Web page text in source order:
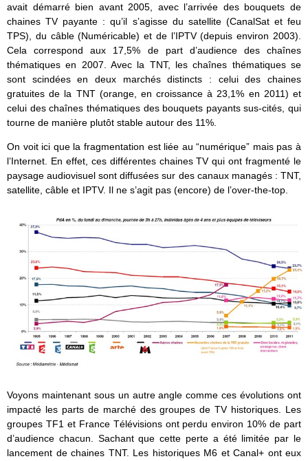
avait démarré bien avant 2005, avec l’arrivée des bouquets de
chaines TV payante : qu’il s’agisse du satellite (CanalSat et feu
TPS), du câble (Numéricable) et de l’IPTV (depuis environ 2003).
Cela correspond aux 17,5% de part d’audience des chaînes
thématiques en 2007. Avec la TNT, les chaînes thématiques se
sont scindées en deux marchés distincts : celui des chaines
gratuites de la TNT (orange, en croissance à 23,1% en 2011) et
celui des chaînes thématiques des bouquets payants sus-cités, qui
tourne de manière plutôt stable autour des 11%.
On voit ici que la fragmentation est liée au “numérique” mais pas à
l’Internet. En effet, ces différentes chaines TV qui ont fragmenté le
paysage audiovisuel sont diffusées sur des canaux managés : TNT,
satellite, câble et IPTV. Il ne s’agit pas (encore) de l’over-the-top.
Voyons maintenant sous un autre angle comme ces évolutions ont
impacté les parts de marché des groupes de TV historiques. Les
groupes TF1 et France Télévisions ont perdu environ 10% de part
d’audience chacun. Sachant que cette perte a été limitée par le
lancement de chaines TNT. Les historiques M6 et Canal+ ont eux